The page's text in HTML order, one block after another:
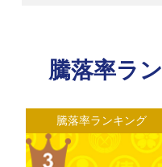
騰落率ラ
騰落率ランキング